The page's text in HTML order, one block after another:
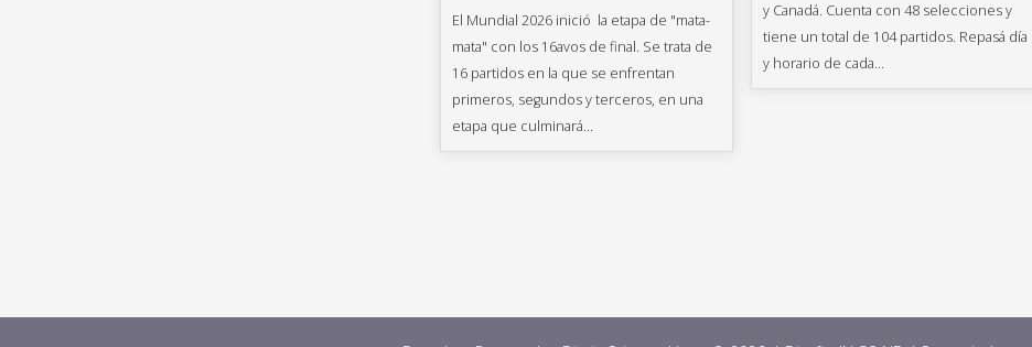
El Mundial 2026 inició la etapa de "mata-
mata" con los 16avos de final. Se trata de
16 partidos en la que se enfrentan
primeros, segundos y terceros, en una
etapa que culminará...
y Canadá. Cuenta con 48 selecciones y
tiene un total de 104 partidos. Repasá día
y horario de cada...